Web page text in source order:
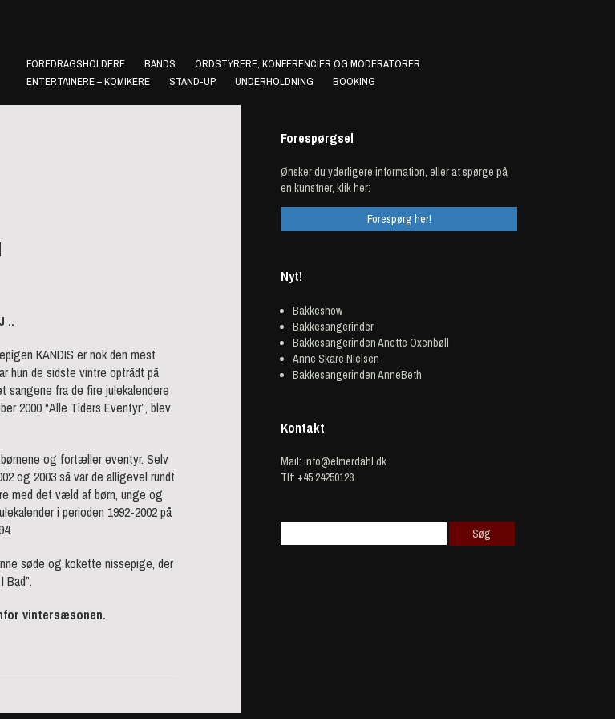
FOREDRAGSHOLDERE BANDS
ORDSTYRERE, KONFERENCIER OG MODERATORER
ENTERTAINERE – KOMIKERE
STAND-UP UNDERHOLDNING BOOKING
..
KANDIS er nok den mest
hun de sidste vintre optrådt på
sangene fra de fire julekalendere
2000 “Alle Tiders Eventyr”, blev
og fortæller eventyr. Selv
og 2003 så var de alligevel rundt
med det væld af børn, unge og
i perioden 1992-2002 på
søde og kokette nissepige, der
vintersæsonen.
Forespørgsel
Ønsker du yderligere information, eller at spørge på
en kunstner, klik her:
Forespørg her!
Nyt!
Bakkeshow
Bakkesangerinder
Bakkesangerinden Anette Oxenbøll
Anne Skare Nielsen
Bakkesangerinden AnneBeth
Kontakt
Mail: info@elmerdahl.dk
Tlf: +45 24250128